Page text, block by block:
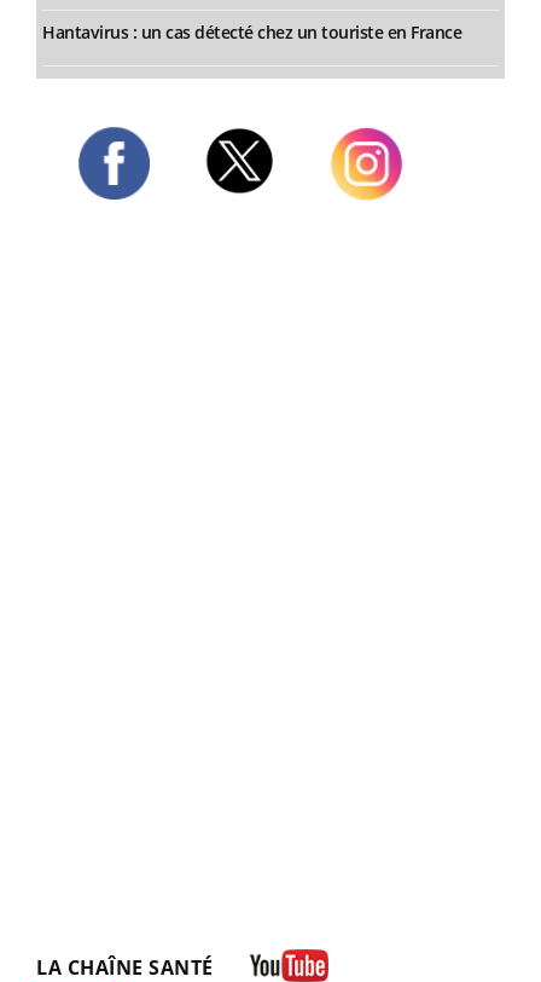
Hantavirus : un cas détecté chez un touriste en France
LA CHAÎNE SANTÉ